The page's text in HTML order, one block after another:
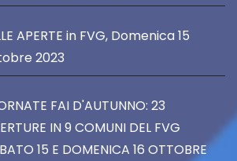
APERTE in FVG, Domenica 15
2023
FAI D'AUTUNNO: 23
IN 9 COMUNI DEL FVG
15 E DOMENICA 16 OTTOBRE